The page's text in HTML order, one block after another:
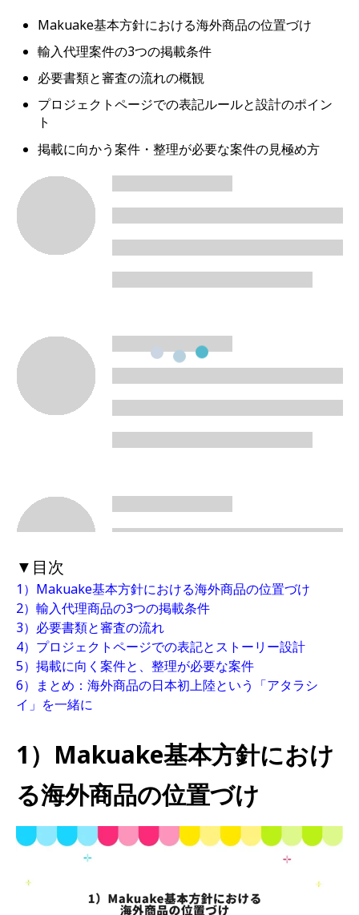
Makuake基本方針における海外商品の位置づけ
輸入代理案件の3つの掲載条件
必要書類と審査の流れの概観
プロジェクトページでの表記ルールと設計のポイン
ト
掲載に向かう案件・整理が必要な案件の見極め方
▼目次
1）Makuake基本方針における海外商品の位置づけ
2）輸入代理商品の3つの掲載条件
3）必要書類と審査の流れ
4）プロジェクトページでの表記とストーリー設計
5）掲載に向く案件と、整理が必要な案件
6）まとめ：海外商品の日本初上陸という「アタラシ
イ」を一緒に
1）Makuake基本方針におけ
る海外商品の位置づけ